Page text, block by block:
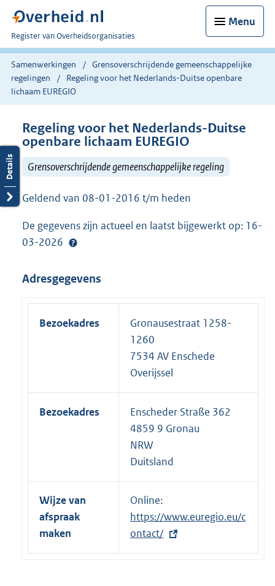
Menu
U
bent
nu
hier:
Register van Overheidsorganisaties
Samenwerkingen
Grensoverschrijdende gemeenschappelijke
regelingen
Regeling voor het Nederlands-Duitse openbare
lichaam EUREGIO
Regeling voor het Nederlands-Duitse
openbare lichaam EUREGIO
Grensoverschrijdende gemeenschappelijke regeling
Geldend van 08-01-2016 t/m heden
De gegevens zijn actueel en laatst bijgewerkt op: 16-
03-2026
Adresgegevens
Bezoekadres
Gronausestraat 1258-
1260
7534 AV Enschede
Overijssel
Bezoekadres
Enscheder Straße 362
4859 9 Gronau
NRW
Duitsland
Wijze van
afspraak
maken
Online:
x
t
e
https://www.euregio.eu/c
ontact/